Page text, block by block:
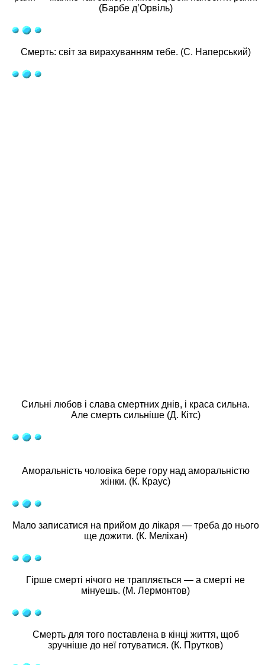
(Барбе д’Орвіль)
Смерть: світ за вирахуванням тебе. (С. Наперський)
Сильні любов і слава смертних днів, і краса сильна.
Але смерть сильніше (Д. Кітс)
Аморальність чоловіка бере гору над аморальністю
жінки. (К. Краус)
Мало записатися на прийом до лікаря — треба до нього
ще дожити. (К. Меліхан)
Гірше смерті нічого не трапляється — а смерті не
мінуешь. (М. Лермонтов)
Смерть для того поставлена в кінці життя, щоб
зручніше до неї готуватися. (К. Прутков)